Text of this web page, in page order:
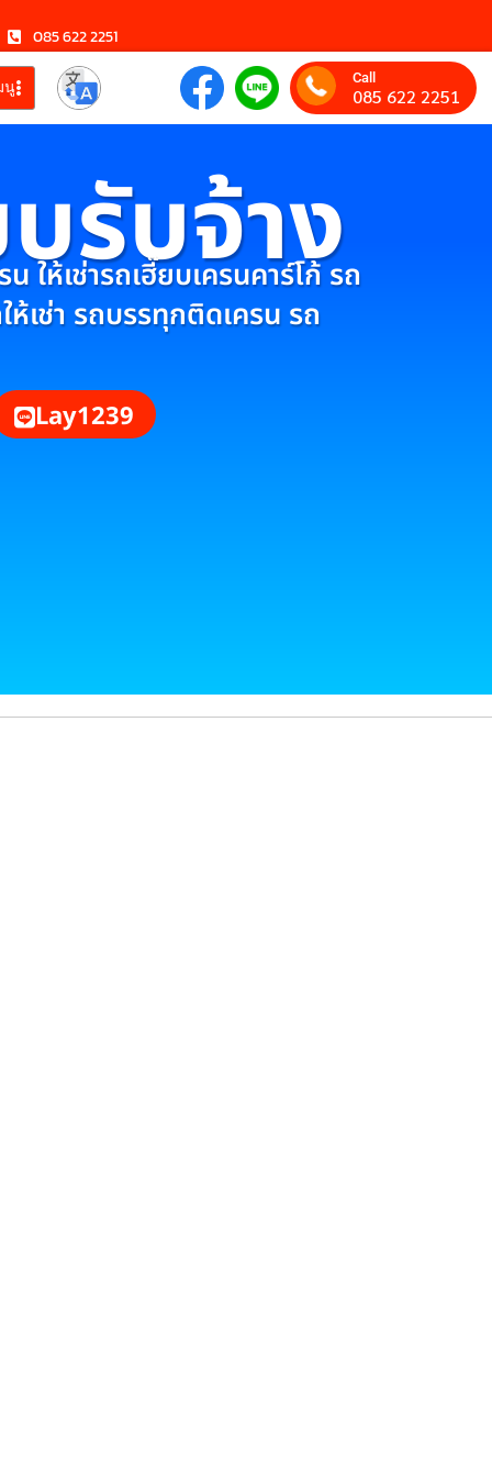
085 622 2251
นู Call
085 622 2251
รับจ้าง
ให้เช่ารถเฮี๊ยบเครนคาร์โก้ รถ
ห้เช่า รถบรรทุกติดเครน รถ
Lay1239